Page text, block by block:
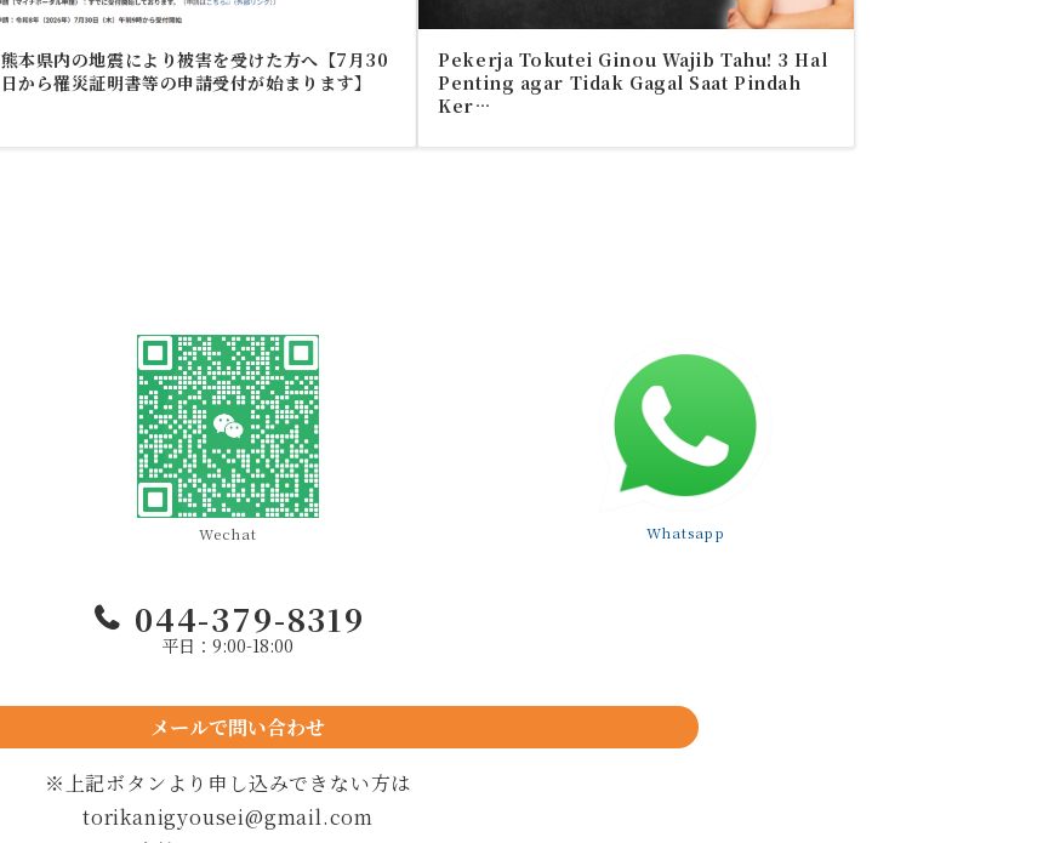
熊本県内の地震により被害を受けた方へ【7月30
日から罹災証明書等の申請受付が始まります】
Pekerja Tokutei Ginou Wajib Tahu! 3 Hal
Penting agar Tidak Gagal Saat Pindah
Ker…
Wechat Whatsapp
044-379-8319
平日：9:00-18:00
メールで問い合わせ
※上記ボタンより申し込みできない方は
torikanigyousei@gmail.com